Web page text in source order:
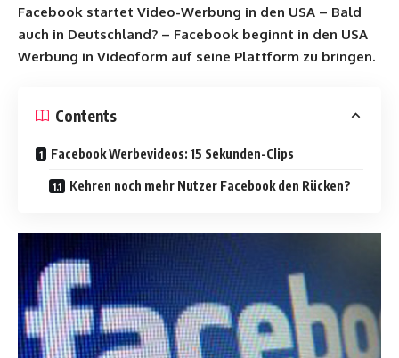
Facebook startet Video-Werbung in den USA – Bald
auch in Deutschland? – Facebook beginnt in den USA
Werbung in Videoform auf seine Plattform zu bringen.
Contents
Facebook Werbevideos: 15 Sekunden-Clips
Kehren noch mehr Nutzer Facebook den Rücken?